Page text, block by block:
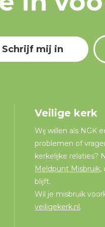
Schrijf mij in
Veilige kerk
Wij willen als NGK
problemen of
kerkelijke relaties?
Meldpunt Misbruik,
blijft.
Wil je misbruik
veiligekerk.nl .